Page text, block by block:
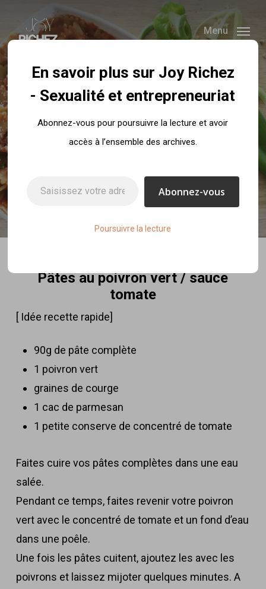
main
content
Menu
Recettes
Pâtes au poivron vert
Pâtes au poivron vert / sauce
tomate
[ Idée recette rapide]
90g de pâte complète
1 poivron vert
graines de courge
1 cac de parmesan
1 petite conserve de concentré de tomate
Faites cuire vos pâtes complètes dans une eau
salée.
Pendant ce temps, faites revenir votre poivron
vert avec le concentré de tomate et un fond d’eau
dans une poêle.
Une fois les pâtes cuitent, ajoutez les avec les
poivrons et laissez mijoter quelques minutes. A
En savoir plus sur Joy Richez
- Sexualité et entrepreneuriat
Abonnez-vous pour poursuivre la lecture et avoir
accès à l’ensemble des archives.
Abonnez-vous
Poursuivre la lecture